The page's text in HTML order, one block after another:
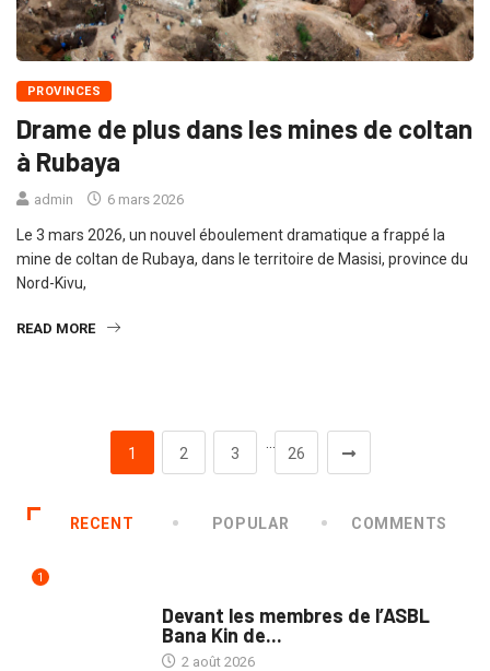
PROVINCES
Drame de plus dans les mines de coltan
à Rubaya
admin 6 mars 2026
Le 3 mars 2026, un nouvel éboulement dramatique a frappé la
mine de coltan de Rubaya, dans le territoire de Masisi, province du
Nord-Kivu,
READ MORE
1 2 3 26
RECENT POPULAR COMMENTS
1
Devant les membres de l’ASBL
Bana Kin de...
2 août 2026